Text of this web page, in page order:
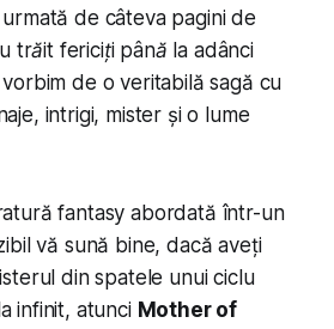
de câteva pagini de
trăit fericiți până la adânci
de o veritabilă sagă cu
intrigi, mister și o lume
fantasy abordată într-un
vă sună bine, dacă aveți
din spatele unui ciclu
infinit, atunci Mother of